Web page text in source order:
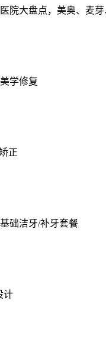
院大盘点，美奥、麦芽
学修复
正
础洁牙/补牙套餐
计